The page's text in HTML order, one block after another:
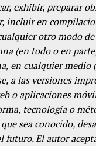
exhibir, preparar
incluir en
otro modo
(en todo o en
en cualquier medio
a las versiones
o aplicaciones
tecnología o
sea conocido,
futuro. El autor